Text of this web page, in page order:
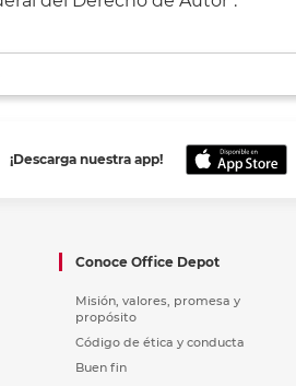
¡Descarga nuestra app!
Conoce Office Depot
Misión, valores, promesa y
propósito
Código de ética y conducta
Buen fin